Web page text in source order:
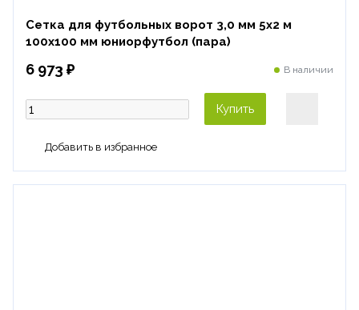
Сетка для футбольных ворот 3,0 мм 5х2 м
100х100 мм юниорфутбол (пара)
6 973 ₽ В наличии
Купить